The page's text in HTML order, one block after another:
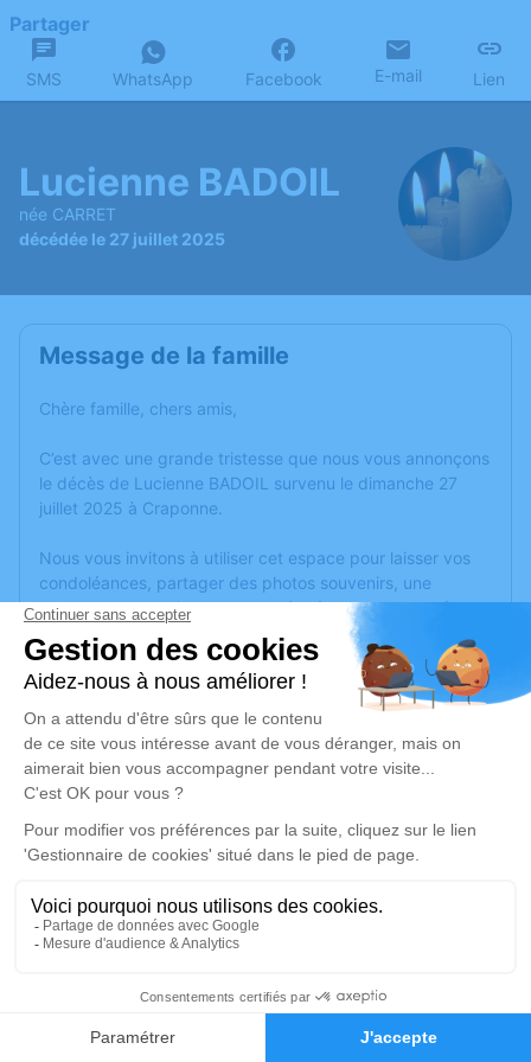
Faire-part Hommages
Partager
SMS WhatsApp Facebook E-mail Lien
Lucienne BADOIL
née CARRET
décédée le 27 juillet 2025
Message de la famille
Chère famille, chers amis,
C’est avec une grande tristesse que nous vous annonçons
le décès de Lucienne BADOIL survenu le dimanche 27
juillet 2025 à Craponne.
Nous vous invitons à utiliser cet espace pour laisser vos
condoléances, partager des photos souvenirs, une
anecdote ou exprimer vos pensées à travers des poèmes
ou des textes. Cet endroit est un lieu d'expression dédié à
honorer la mémoire de Lucienne BADOIL.
Un service de plantation d’arbre hommage estdisponible
vendredi 01 août 2025 à 10h00
Eglise Saint Fortunat 4 impasse St Fortuna
69290 Craponne
Je rends hommage